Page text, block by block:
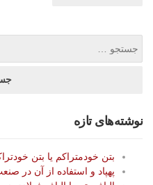
نوشته‌های تازه
بتن خودمتراکم یا بتن
پهپاد و استفاده از آن در